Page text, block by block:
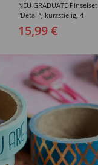
NEU GRADUATE Pinselset
"Detail“, kurzstielig, 4
Synthetikpinsel
15,99 €